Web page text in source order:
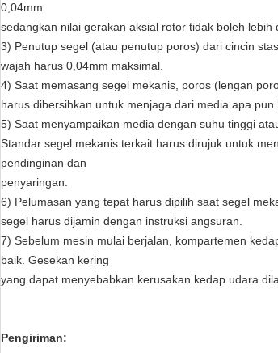
0,04mm
sedangkan nilai gerakan aksial rotor tidak boleh lebih
3) Penutup segel (atau penutup poros) dari cincin
wajah harus 0,04mm maksimal.
4) Saat memasang segel mekanis, poros (lengan
harus dibersihkan untuk menjaga dari media apa pun
5) Saat menyampaikan media dengan suhu tinggi
Standar segel mekanis terkait harus dirujuk untuk
pendinginan dan
penyaringan.
6) Pelumasan yang tepat harus dipilih saat segel
segel harus dijamin dengan instruksi angsuran.
7) Sebelum mesin mulai berjalan, kompartemen
baik. Gesekan kering
yang dapat menyebabkan kerusakan kedap udara
Pengiriman: